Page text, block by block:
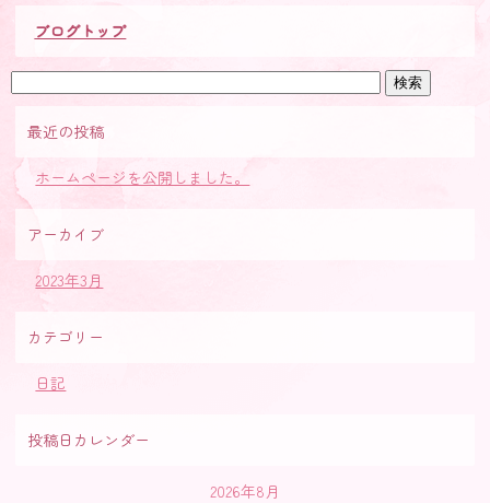
ブログトップ
最近の投稿
ホームページを公開しました。
アーカイブ
2023年3月
カテゴリー
日記
投稿日カレンダー
2026年8月